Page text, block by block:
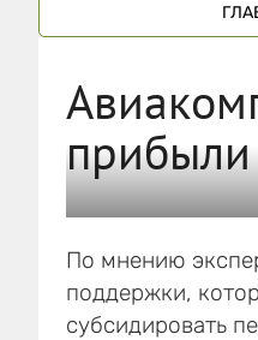
По мнению
поддержки,
субсидировать